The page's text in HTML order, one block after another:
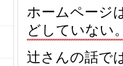
ホームページ
どしていない
辻さんの話で